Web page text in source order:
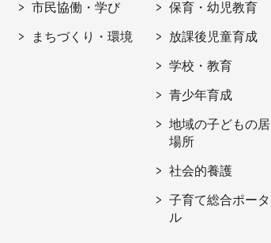
市民協働・学び
まちづくり・環境
保育・幼児教育
放課後児童育成
学校・教育
青少年育成
地域の子どもの居
場所
社会的養護
子育て総合ポータ
ル